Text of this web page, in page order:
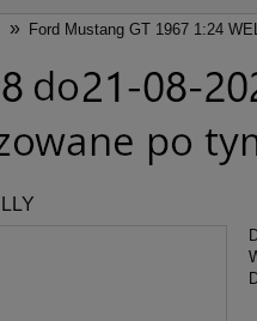
» Ford Mustang GT 1967 1:24